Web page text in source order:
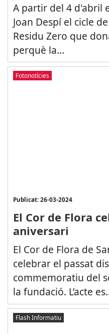
A partir del 4 d'abril
Joan Despí el cicle
Residu Zero que
perquè la...
Fotonotícies
Publicat: 26-03-2024
El Cor de Flora
aniversari
El Cor de Flora de
celebrar el passat
commemoratiu del
la fundació. L’acte
Flash Informatiu